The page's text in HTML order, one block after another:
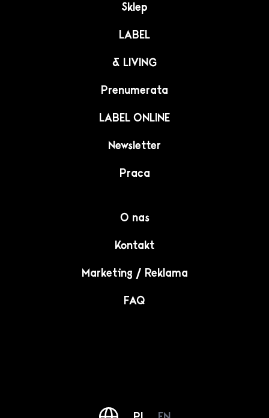
Sklep
LABEL
& LIVING
Prenumerata
LABEL ONLINE
Newsletter
Praca
O nas
Kontakt
Marketing / Reklama
FAQ